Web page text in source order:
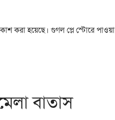
করা হয়েছে। গুগল প্লে স্টোরে পাওয়া
বাতাস